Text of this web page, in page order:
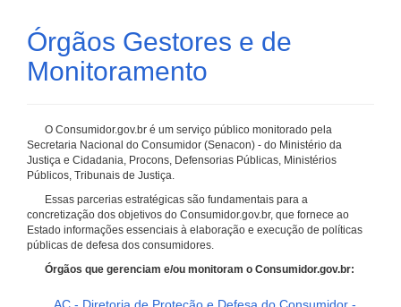
Órgãos Gestores e de
Monitoramento
O Consumidor.gov.br é um serviço público monitorado pela
Secretaria Nacional do Consumidor (Senacon) - do Ministério da
Justiça e Cidadania, Procons, Defensorias Públicas, Ministérios
Públicos, Tribunais de Justiça.
Essas parcerias estratégicas são fundamentais para a
concretização dos objetivos do Consumidor.gov.br, que fornece ao
Estado informações essenciais à elaboração e execução de políticas
públicas de defesa dos consumidores.
Órgãos que gerenciam e/ou monitoram o Consumidor.gov.br: